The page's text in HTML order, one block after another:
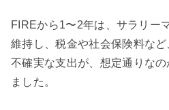
FIREから1〜2年は、サラリー
維持し、税金や社会保険料な
不確実な支出が、想定通りな
ました。